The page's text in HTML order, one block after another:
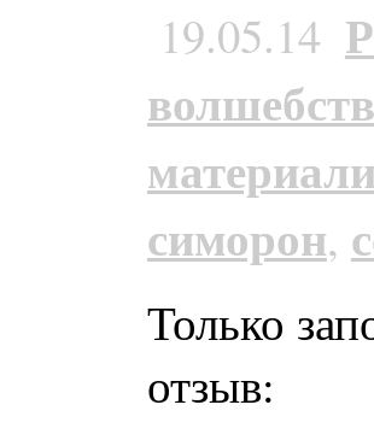
19.05.14
симорон,
Только
отзыв: